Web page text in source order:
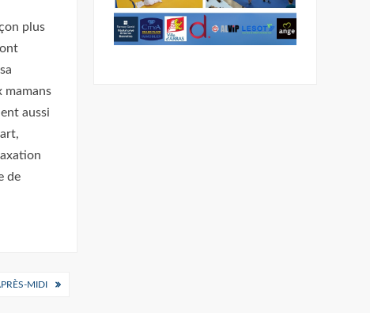
plus
mamans
aussi
de
MIDI